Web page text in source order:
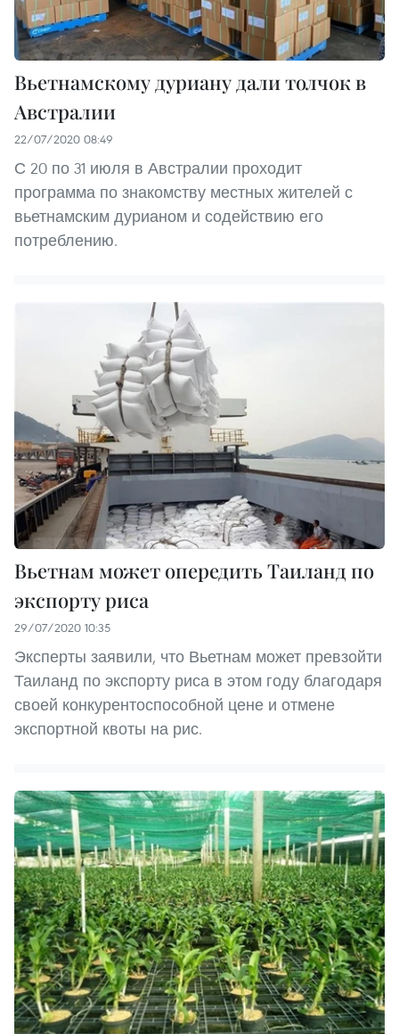
Вьетнамскому дуриану дали толчок в
Австралии
22/07/2020 08:49
С 20 по 31 июля в Австралии проходит
программа по знакомству местных жителей с
вьетнамским дурианом и содействию его
потреблению.
Вьетнам может опередить Таиланд по
экспорту риса
29/07/2020 10:35
Эксперты заявили, что Вьетнам может превзойти
Таиланд по экспорту риса в этом году благодаря
своей конкурентоспособной цене и отмене
экспортной квоты на рис.